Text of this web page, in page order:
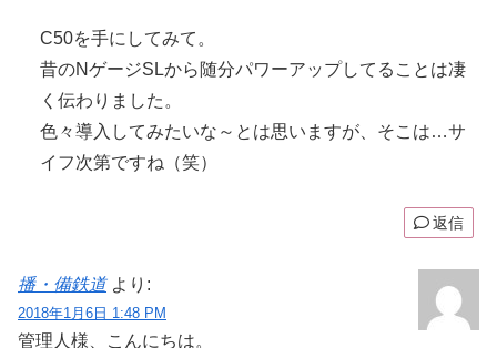
C50を手にしてみて。
昔のNゲージSLから随分パワーアップしてることは凄
く伝わりました。
色々導入してみたいな～とは思いますが、そこは…サ
イフ次第ですね（笑）
返信
播・備鉄道 より:
2018年1月6日 1:48 PM
管理人様、こんにちは。